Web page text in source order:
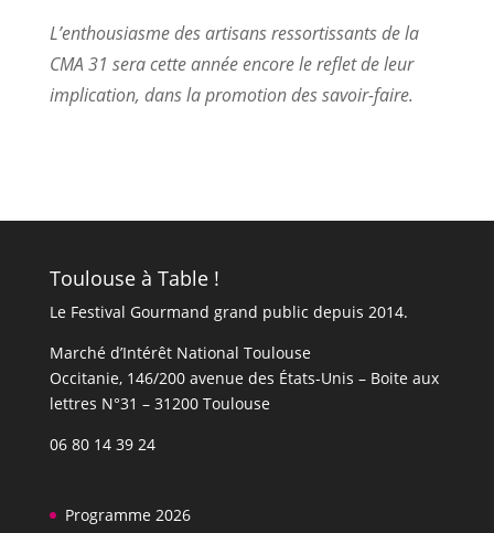
L’enthousiasme des artisans ressortissants de la
CMA 31 sera cette année encore le reflet de leur
implication, dans la promotion des savoir-faire.
Toulouse à Table !
Le Festival Gourmand grand public depuis 2014.
Marché d’Intérêt National Toulouse
Occitanie, 146/200 avenue des États-Unis​​ – Boite aux
lettres N°31 – 31200 Toulouse
06 80 14 39 24
Programme 2026